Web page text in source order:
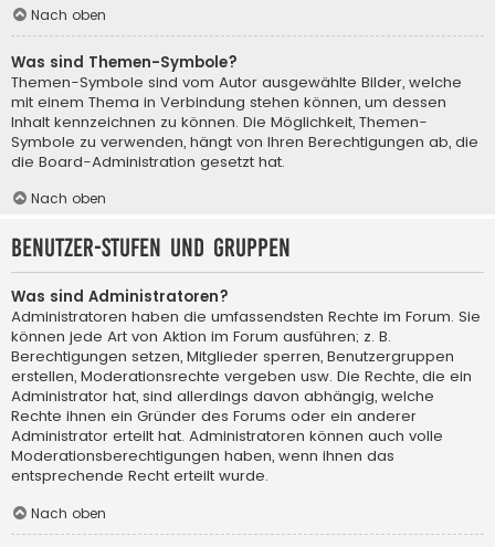
Nach oben
Was sind Themen-Symbole?
Themen-Symbole sind vom Autor ausgewählte Bilder, welche
mit einem Thema in Verbindung stehen können, um dessen
Inhalt kennzeichnen zu können. Die Möglichkeit, Themen-
Symbole zu verwenden, hängt von Ihren Berechtigungen ab, die
die Board-Administration gesetzt hat.
Nach oben
Benutzer-Stufen und Gruppen
Was sind Administratoren?
Administratoren haben die umfassendsten Rechte im Forum. Sie
können jede Art von Aktion im Forum ausführen; z. B.
Berechtigungen setzen, Mitglieder sperren, Benutzergruppen
erstellen, Moderationsrechte vergeben usw. Die Rechte, die ein
Administrator hat, sind allerdings davon abhängig, welche
Rechte ihnen ein Gründer des Forums oder ein anderer
Administrator erteilt hat. Administratoren können auch volle
Moderationsberechtigungen haben, wenn ihnen das
entsprechende Recht erteilt wurde.
Nach oben